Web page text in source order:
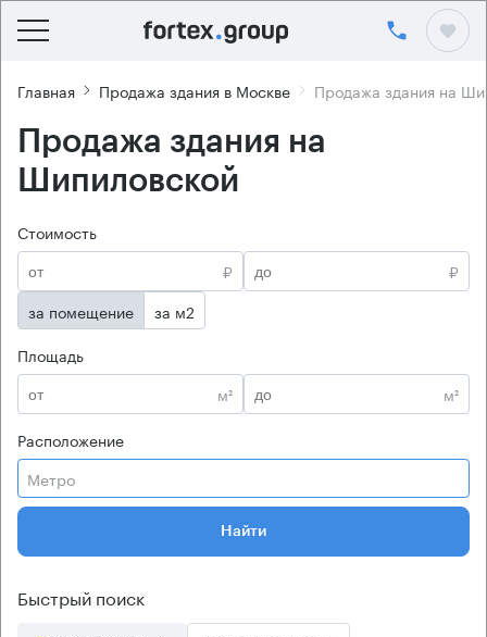
Главная Продажа здания в Москве Продажа здания на
Продажа здания на
Шипиловской
Стоимость
₽
₽
за помещение
за м2
Площадь
м²
м²
Расположение
Метро
Найти
Быстрый поиск